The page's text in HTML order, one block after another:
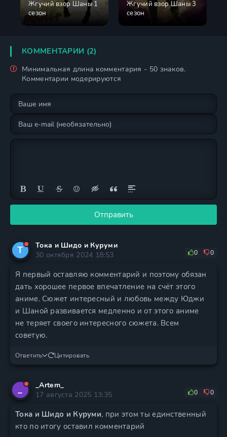
Жгучий взор Шаны 1
сезон
Жгучий взор Шаны 3
сезон
КОММЕНТАРИИ (2)
Минимальная длина комментария - 50 знаков.
Комментарии модерируются
Отправить
Т
Тока и Шидо и Куруми
30 октября 2024 18:53
0 0
Я первый оставляю комментарий и поэтому обязан
дать хорошее первое впечатление на счёт этого
аниме. Сюжет интересный и любовь между Юджи
и Шаной развивается медленно и от этого аниме
не теряет своего интересного сюжета. Всем
советую.
Ответить Цитировать
_
_Artem_
17 августа 2025 13:35
0 0
Тока и Шидо и Куруми, при этом ты единственный
кто по итогу оставил комментарий